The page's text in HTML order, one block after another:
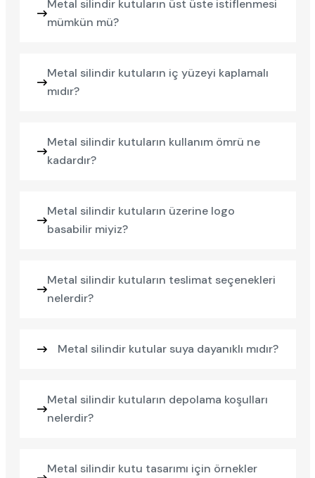
Metal silindir kutuların üst üste istiflenmesi
mümkün mü?
Metal silindir kutuların iç yüzeyi kaplamalı
mıdır?
Metal silindir kutuların kullanım ömrü ne
kadardır?
Metal silindir kutuların üzerine logo
basabilir miyiz?
Metal silindir kutuların teslimat seçenekleri
nelerdir?
Metal silindir kutular suya dayanıklı mıdır?
Metal silindir kutuların depolama koşulları
nelerdir?
Metal silindir kutu tasarımı için örnekler